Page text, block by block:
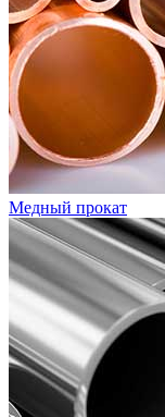
Медный прокат